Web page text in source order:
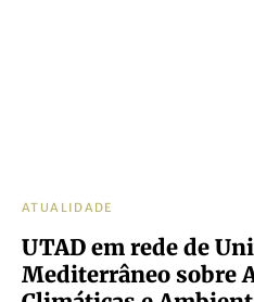
ATUALIDADE
UTAD em rede de
Mediterrâneo sobre